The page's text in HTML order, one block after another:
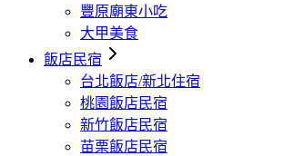
豐原廟東小吃
大甲美食
飯店民宿
台北飯店/新北住宿
桃園飯店民宿
新竹飯店民宿
苗栗飯店民宿